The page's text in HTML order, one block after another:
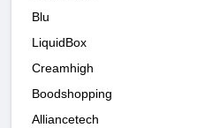
Blu
LiquidBox
Creamhigh
Boodshopping
Alliancetech